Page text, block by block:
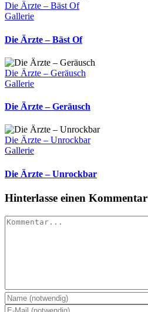
Die Ärzte – Bäst Of
Gallerie
Die Ärzte – Bäst Of
Die Ärzte – Geräusch
Gallerie
Die Ärzte – Geräusch
Die Ärzte – Unrockbar
Gallerie
Die Ärzte – Unrockbar
Hinterlasse einen Kommentar
Kommentar